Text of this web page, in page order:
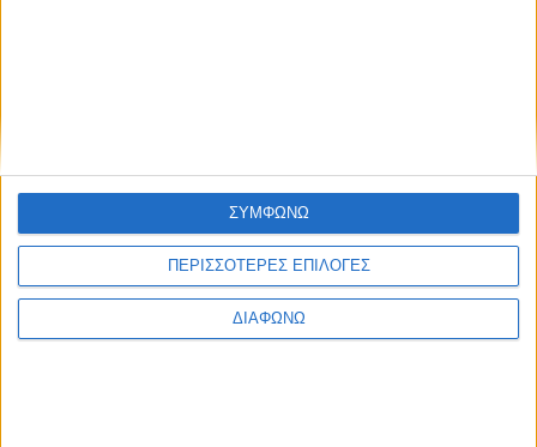
ΠΕΡΙΣΣΟΤΕΡΕΣ ΕΠΙΛΟΓΕΣ
ΔΙΑΦΩΝΩ
ΣΥΜΦΩΝΩ
None feed